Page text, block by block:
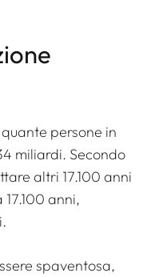
persone in
miliardi. Secondo
altri 17.100 anni
anni,
spaventosa,